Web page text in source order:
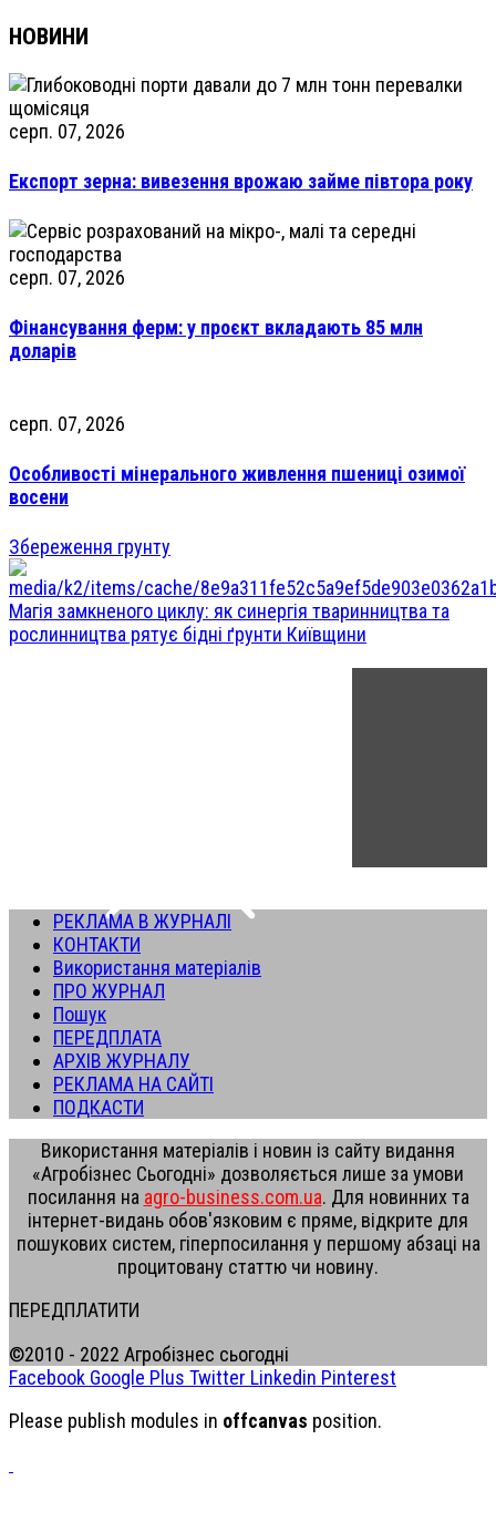
НОВИНИ
серп. 07, 2026
Експорт зерна: вивезення врожаю займе півтора року
серп. 07, 2026
Фінансування ферм: у проєкт вкладають 85 млн
доларів
серп. 07, 2026
Особливості мінерального живлення пшениці озимої
восени
Збереження грунту
Магія замкненого циклу: як синергія тваринництва та
рослинництва рятує бідні ґрунти Київщини
РЕКЛАМА В ЖУРНАЛІ
КОНТАКТИ
Використання матеріалів
ПРО ЖУРНАЛ
Пошук
ПЕРЕДПЛАТА
АРХІВ ЖУРНАЛУ
РЕКЛАМА НА САЙТІ
ПОДКАСТИ
Використання матеріалів і новин із сайту видання
«Агробізнес Сьогодні» дозволяється лише за умови
посилання на agro-business.com.ua. Для новинних та
інтернет-видань обов'язковим є пряме, відкрите для
пошукових систем, гіперпосилання у першому абзаці на
процитовану статтю чи новину.
ПЕРЕДПЛАТИТИ
©2010 - 2022 Агробізнес сьогодні
Facebook Google Plus Twitter Linkedin Pinterest
Please publish modules in offcanvas position.